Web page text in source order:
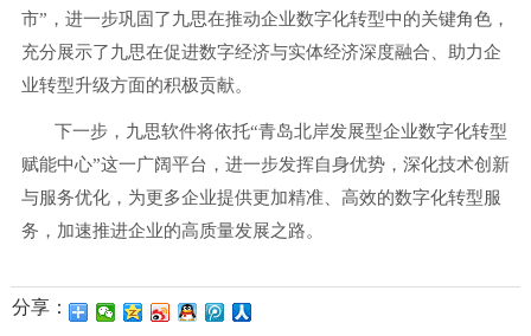
市”，进一步巩固了九思在推动企业数字化转型中的关键角色，
充分展示了九思在促进数字经济与实体经济深度融合、助力企
业转型升级方面的积极贡献。
下一步，九思软件将依托“青岛北岸发展型企业数字化转型
赋能中心”这一广阔平台，进一步发挥自身优势，深化技术创新
与服务优化，为更多企业提供更加精准、高效的数字化转型服
务，加速推进企业的高质量发展之路。
分享：